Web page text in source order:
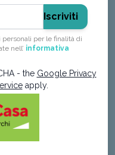
email
Iscriviti
per le finalità di
nell’ informativa
- the Google Privacy
apply.